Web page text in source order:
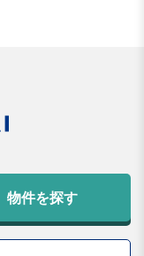
物件を探す